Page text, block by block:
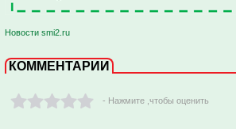
Новости smi2.ru
КОММЕНТАРИИ
- Нажмите ,чтобы оценить